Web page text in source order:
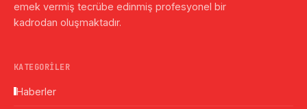
emek vermiş tecrübe edinmiş profesyonel bir
kadrodan oluşmaktadır.
KATEGORILER
Haberler